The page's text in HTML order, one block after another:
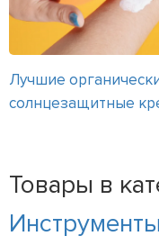
Лучшие
солнцезащитные
Товары в